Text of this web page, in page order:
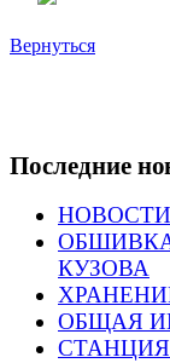
Вернуться
Последние
КУЗОВА
ОБЩАЯ